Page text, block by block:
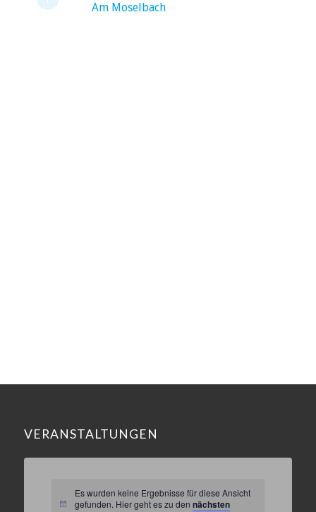
Am Moselbach
VERANSTALTUNGEN
Hinweis
Es wurden keine Ergebnisse für diese Ansicht
gefunden. Hier geht es zu den nächsten